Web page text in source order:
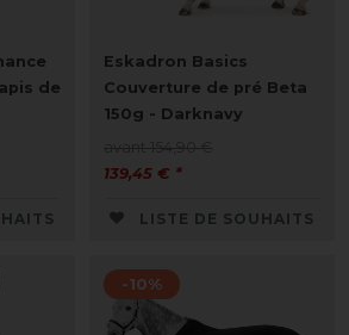
de
Eskadron Basics
Couverture de pré Beta
150g - Darknavy
139,45 € *
LISTE DE SOUHAITS
-10%